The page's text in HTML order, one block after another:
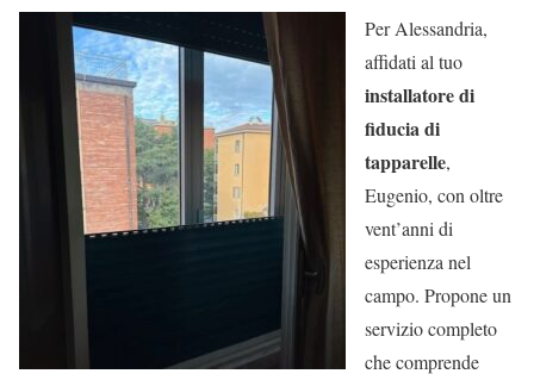
Per Alessandria,
affidati al tuo
installatore di
fiducia di
tapparelle,
Eugenio, con oltre
vent’anni di
esperienza nel
campo. Propone un
servizio completo
che comprende